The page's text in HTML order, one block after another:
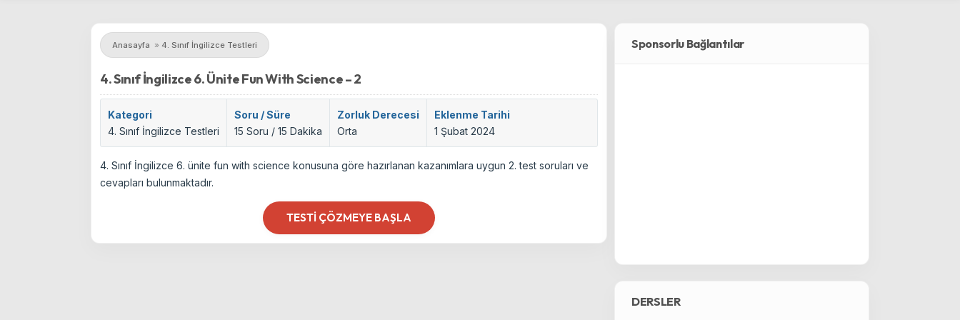
Anasayfa » 4. Sınıf İngilizce Testleri
4. Sınıf İngilizce 6. Ünite Fun With Science – 2
Kategori
4. Sınıf İngilizce Testleri
Soru / Süre
15 Soru / 15 Dakika
Zorluk Derecesi
Orta
Eklenme Tarihi
1 Şubat 2024
4. Sınıf İngilizce 6. ünite fun with science konusuna göre hazırlanan kazanımlara uygun 2. test soruları ve
cevapları bulunmaktadır.
TESTI ÇÖZMEYE BAŞLA
Sponsorlu Bağlantılar
DERSLER